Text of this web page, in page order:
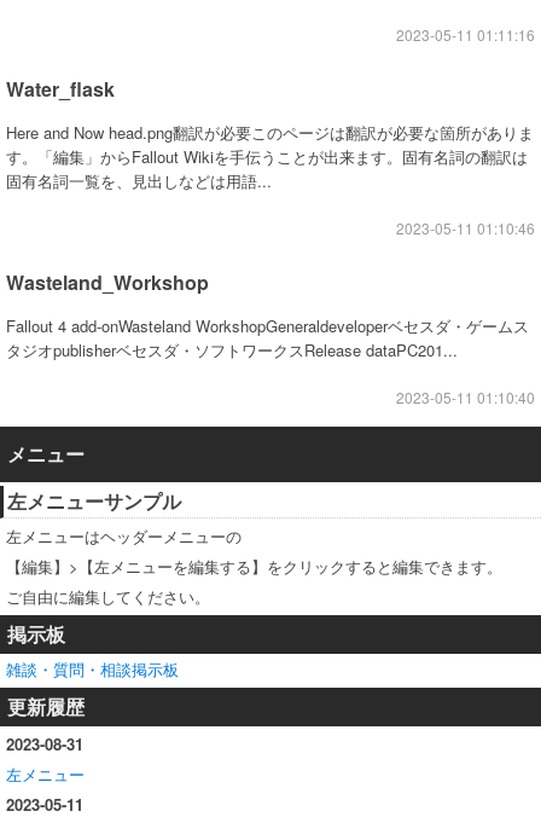
2023-05-11 01:11:16
Water_flask
Here and Now head.png翻訳が必要このページは翻訳が必要な箇所がありま
す。「編集」からFallout Wikiを手伝うことが出来ます。固有名詞の翻訳は
固有名詞一覧を、見出しなどは用語...
2023-05-11 01:10:46
Wasteland_Workshop
Fallout 4 add-onWasteland WorkshopGeneraldeveloperベセスダ・ゲームス
タジオpublisherベセスダ・ソフトワークスRelease dataPC201...
2023-05-11 01:10:40
メニュー
左メニューサンプル
左メニューはヘッダーメニューの
【編集】>【左メニューを編集する】をクリックすると編集できます。
ご自由に編集してください。
掲示板
雑談・質問・相談掲示板
更新履歴
2023-08-31
左メニュー
2023-05-11